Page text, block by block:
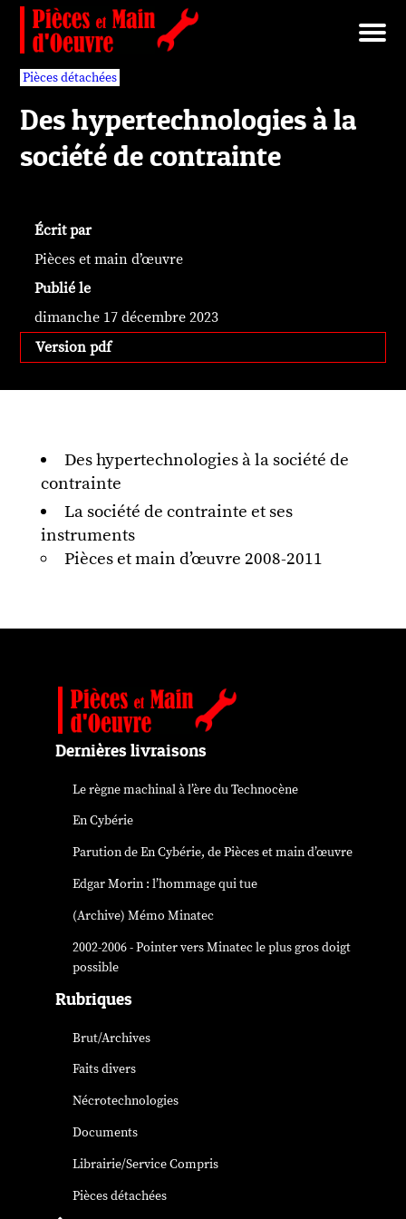
Brut/Archives
Faits divers
Nécrotechnologies
Documents
Librairie/Service Compris
Pièces détachées
Pièces détachées
Des hypertechnologies à la
société de contrainte
Écrit par
Pièces et main d’œuvre
Publié le
dimanche 17 décembre 2023
Version pdf
Des hypertechnologies à la société de
contrainte
La société de contrainte et ses
instruments
Pièces et main d’œuvre 2008-2011
Dernières livraisons
Le règne machinal à l’ère du Technocène
En Cybérie
Parution deEn Cybérie, de Pièces et main d’œuvre
Edgar Morin : l’hommage qui tue
(Archive) Mémo Minatec
2002-2006 - Pointer vers Minatec le plus gros doigt
possible
Rubriques
Brut/Archives
Faits divers
Nécrotechnologies
Documents
Librairie/Service Compris
Pièces détachées